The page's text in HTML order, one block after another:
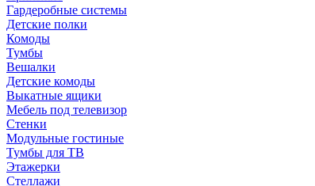
Гардеробные системы
Детские полки
Комоды
Тумбы
Вешалки
Детские комоды
Выкатные ящики
Мебель под телевизор
Стенки
Модульные гостиные
Тумбы для ТВ
Этажерки
Стеллажи